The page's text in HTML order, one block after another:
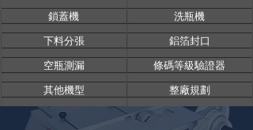
鎖蓋機
下料分張
空瓶測漏
其他機型
洗瓶機
鋁箔封口
條碼等級驗證器
整廠規劃